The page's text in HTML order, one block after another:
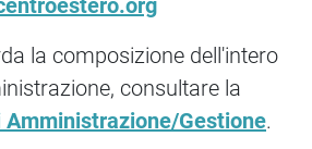
la composizione dell'intero
consultare la
Amministrazione/Gestione.